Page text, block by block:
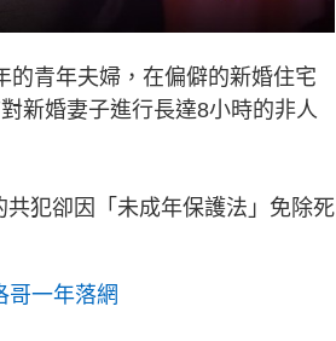
的青年夫婦，在偏僻的新婚住宅
新婚妻子進行長達8小時的非人
犯卻因「未成年保護法」免除死
哥一年落網